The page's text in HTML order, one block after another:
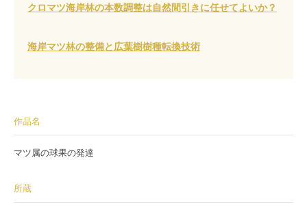
クロマツ海岸林の本数調整は自然間引きに任せてよいか？
海岸マツ林の整備と広葉樹樹種転換技術
作品名
マツ属の球果の発達
所蔵